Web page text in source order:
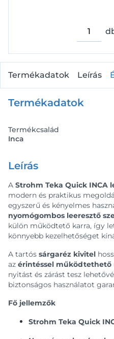
Termékadatok Leírás
Termékadatok
Termékcsalád
Inca
Leírás
A Strohm Teka Quick INCA
modern és praktikus
egyszerű és kényelmes
nyomógombos leeresztő
külön működtető karra, így
könnyebb kezelhetőséget
A tartós sárgaréz kivitel
az érintéssel működtethető
nyitást és zárást tesz
biztonságos használatot
Fő jellemzők
Strohm Teka Quick